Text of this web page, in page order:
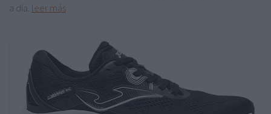
a día. leer más